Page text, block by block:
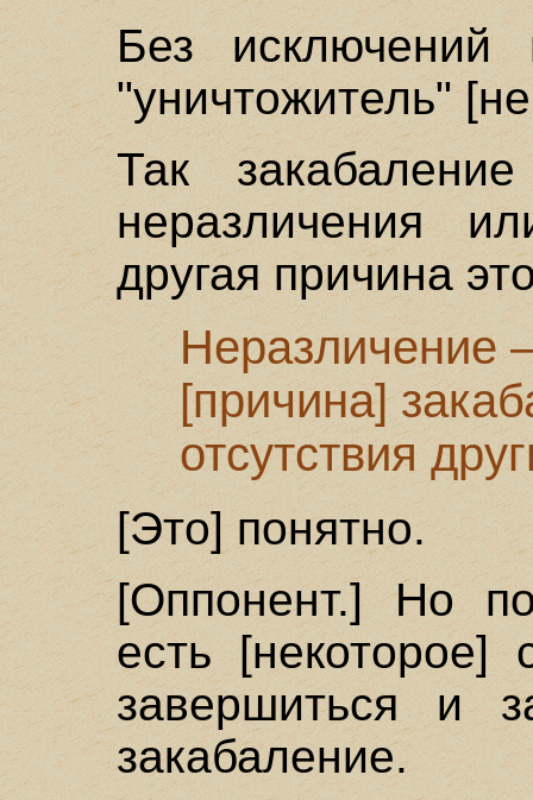
Без исключений
"уничтожитель"
Так
неразличения
другая причина
Неразличение
[причина]
отсутствия
[Это] понятно.
[Оппонент.] Но
есть [некоторое]
завершиться и
закабаление.